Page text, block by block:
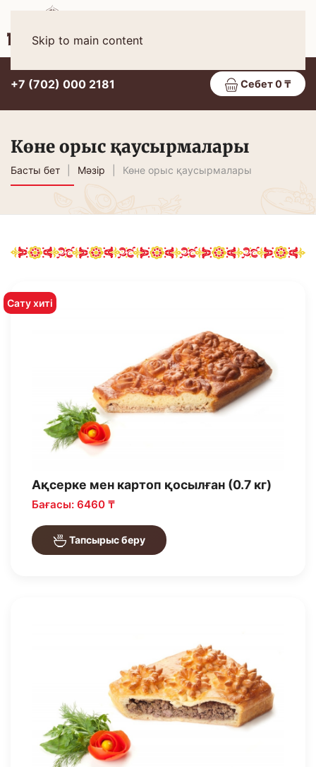
Skip to main content
+7 (702) 000 2181 Себет 0 ₸
Көне орыс қаусырмалары
Басты бет Мәзір Көне орыс қаусырмалары
Сату хиті
Ақсерке мен картоп қосылған (0.7 кг)
Бағасы: 6460 ₸
Тапсырыс беру